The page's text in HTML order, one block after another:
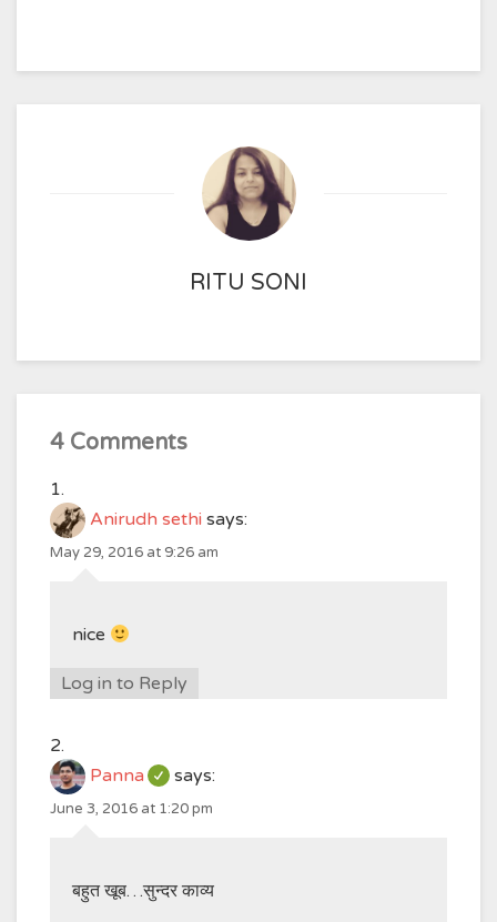
RITU SONI
4 Comments
Anirudh sethi says:
May 29, 2016 at 9:26 am
nice
Log in to Reply
Panna says:
June 3, 2016 at 1:20 pm
बहुत खूब…सुन्दर काव्य